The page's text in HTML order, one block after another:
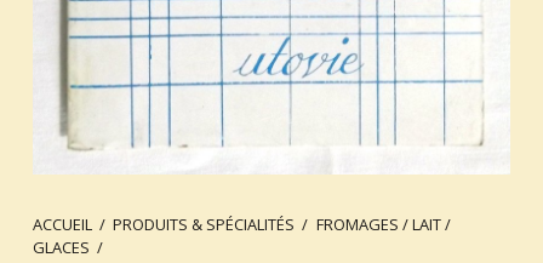
ACCUEIL / PRODUITS & SPÉCIALITÉS / FROMAGES / LAIT /
GLACES /